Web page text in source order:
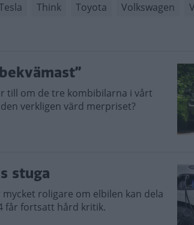
Think Toyota Volkswagen
till om de tre kombibilarna i vårt
verkligen värd merpriset?
stuga
roligare om elbilen kan dela
får fortsatt hård kritik.